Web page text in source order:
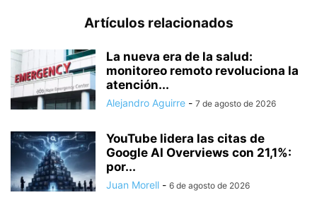
Artículos relacionados
La nueva era de la salud:
monitoreo remoto revoluciona la
atención...
Alejandro Aguirre - 7 de agosto de 2026
YouTube lidera las citas de
Google AI Overviews con 21,1%:
por...
Juan Morell - 6 de agosto de 2026